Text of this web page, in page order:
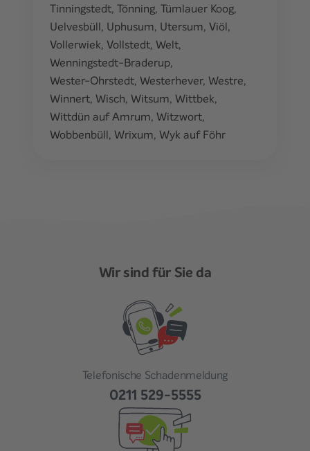
Tinningstedt, Tönning, Tümlauer Koog,
Uelvesbüll, Uphusum, Utersum, Viöl,
Vollerwiek, Vollstedt, Welt,
Wenningstedt-Braderup,
Wester-Ohrstedt, Westerhever, Westre,
Winnert, Wisch, Witsum, Wittbek,
Wittdün auf Amrum, Witzwort,
Wobbenbüll, Wrixum, Wyk auf Föhr
Wir sind für Sie da
Telefonische Schadenmeldung
0211 529-5555